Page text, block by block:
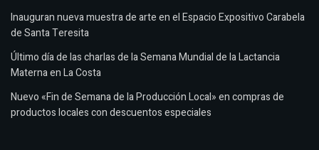
Inauguran nueva muestra de arte en el Espacio Expositivo Carabela
de Santa Teresita
Último día de las charlas de la Semana Mundial de la Lactancia
Materna en La Costa
Nuevo «Fin de Semana de la Producción Local» en compras de
productos locales con descuentos especiales